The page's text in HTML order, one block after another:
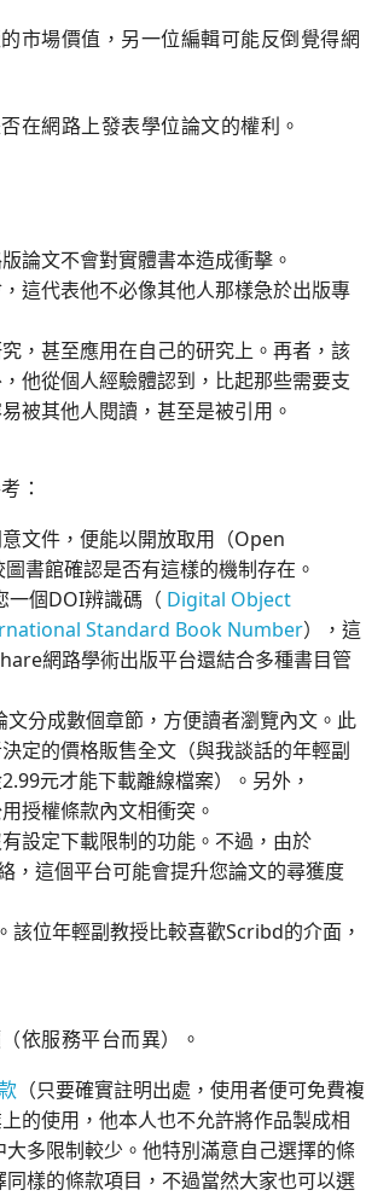
市場價值，另一位編輯可能反倒覺得網
在網路上發表學位論文的權利。
論文不會對實體書本造成衝擊。
這代表他不必像其他人那樣急於出版專
，甚至應用在自己的研究上。再者，該
他從個人經驗體認到，比起那些需要支
被其他人閱讀，甚至是被引用。
：
文件，便能以開放取用（Open
書館確認是否有這樣的機制存在。
一個DOI辨識碼（ Digital Object
Standard Book Number），這
網路學術出版平台還結合多種書目管
分成數個章節，方便讀者瀏覽內文。此
定的價格販售全文（與我談話的年輕副
元才能下載離線檔案）。另外，
授權條款內文相衝突。
設定下載限制的功能。不過，由於
，這個平台可能會提升您論文的尋獲度
位年輕副教授比較喜歡Scribd的介面，
依服務平台而異）。
（只要確實註明出處，使用者便可免費複
的使用，他本人也不允許將作品製成相
大多限制較少。他特別滿意自己選擇的條
同樣的條款項目，不過當然大家也可以選